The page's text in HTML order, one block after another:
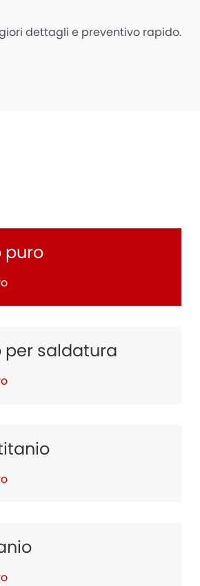
dettagli e preventivo rapido.
puro
per saldatura